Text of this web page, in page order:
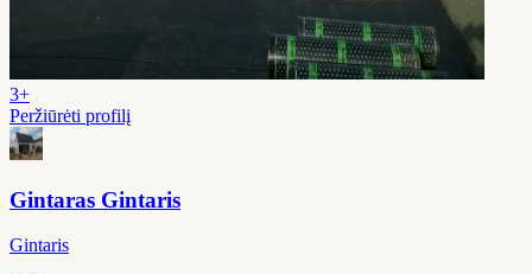
3+
Peržiūrėti profilį
Gintaras Gintaris
Gintaris